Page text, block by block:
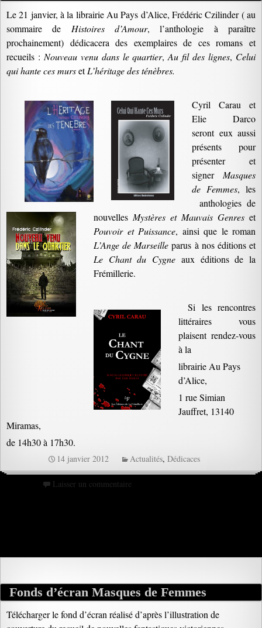
Le 21 janvier, à la librairie Au Pays d’Alice, Frédéric Czilinder ( au
sommaire de Histoires d’Amour, l’anthologie à paraître
prochainement) dédicacera des exemplaires de ces romans et
recueils : Nouveau venu dans le quartier,Au fil des lignes, Celui
qui hante ces mursetL’héritage des ténèbres.
Cyril Carau et
Elie Darco
seront eux aussi
présents pour
présenter et
signer Masques
de Femmes, les
anthologies de
nouvelles Mystères et Mauvais Genres et
Pouvoir et Puissance, ainsi que le roman
L’Ange de Marseille parus à nos éditions et
Le Chant du Cygne aux éditions de la
Frémillerie.
Si les rencontres
littéraires vous
plaisent rendez-vous
à la
librairie Au Pays
d’Alice,
1 rue Simian
Jauffret, 13140
Miramas,
de 14h30 à 17h30.
14 janvier 2012 Actualités,Dédicaces
Laisser un commentaire
Fonds d’écran Masques de Femmes
Télécharger le fond d’écran réalisé d’après l’illustration de